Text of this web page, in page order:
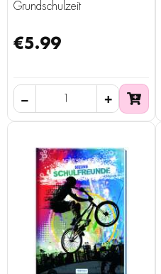
Grundschulzeit
€5.99